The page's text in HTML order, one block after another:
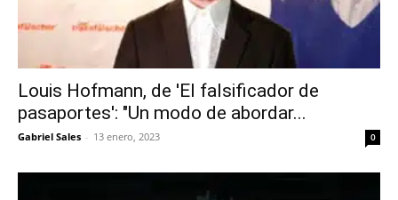
Louis Hofmann, de 'El falsificador de
pasaportes': "Un modo de abordar...
Gabriel Sales - 13 enero, 2023 0